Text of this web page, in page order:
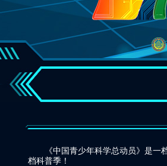
《中国青少年科学总动员》是一档
档科普季！